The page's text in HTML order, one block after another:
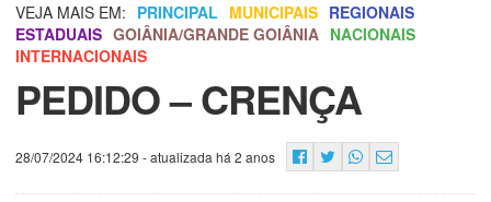
VEJA MAIS EM: PRINCIPAL MUNICIPAIS REGIONAIS
ESTADUAIS GOIÂNIA/GRANDE GOIÂNIA NACIONAIS
INTERNACIONAIS
PEDIDO – CRENÇA
28/07/2024 16:12:29 - atualizada há 2 anos